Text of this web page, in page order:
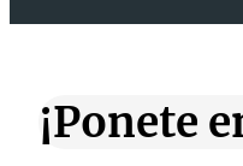
¡Ponete